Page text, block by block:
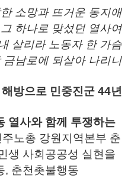
소망과 뜨거운 동지애
그 하나로 맞섰던 열사여
살리라 노동자 한 가슴
금남로에 되살아 나리니
방으로 민중진군 44년
열사와 함께 투쟁하는
노총 강원지역본부 춘
생 사회공공성 실현을
, 춘천촛불행동